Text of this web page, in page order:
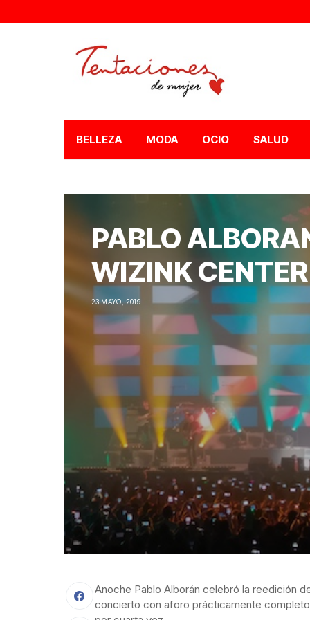
BELLEZA MODA OCIO SALUD
PABLO
WIZINK CENTER
23 MAYO, 2019
Anoche Pablo Alborán celebró la reedición
concierto con aforo prácticamente